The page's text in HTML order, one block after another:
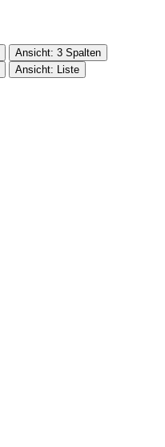
Ansicht: 3 Spalten
Ansicht: Liste